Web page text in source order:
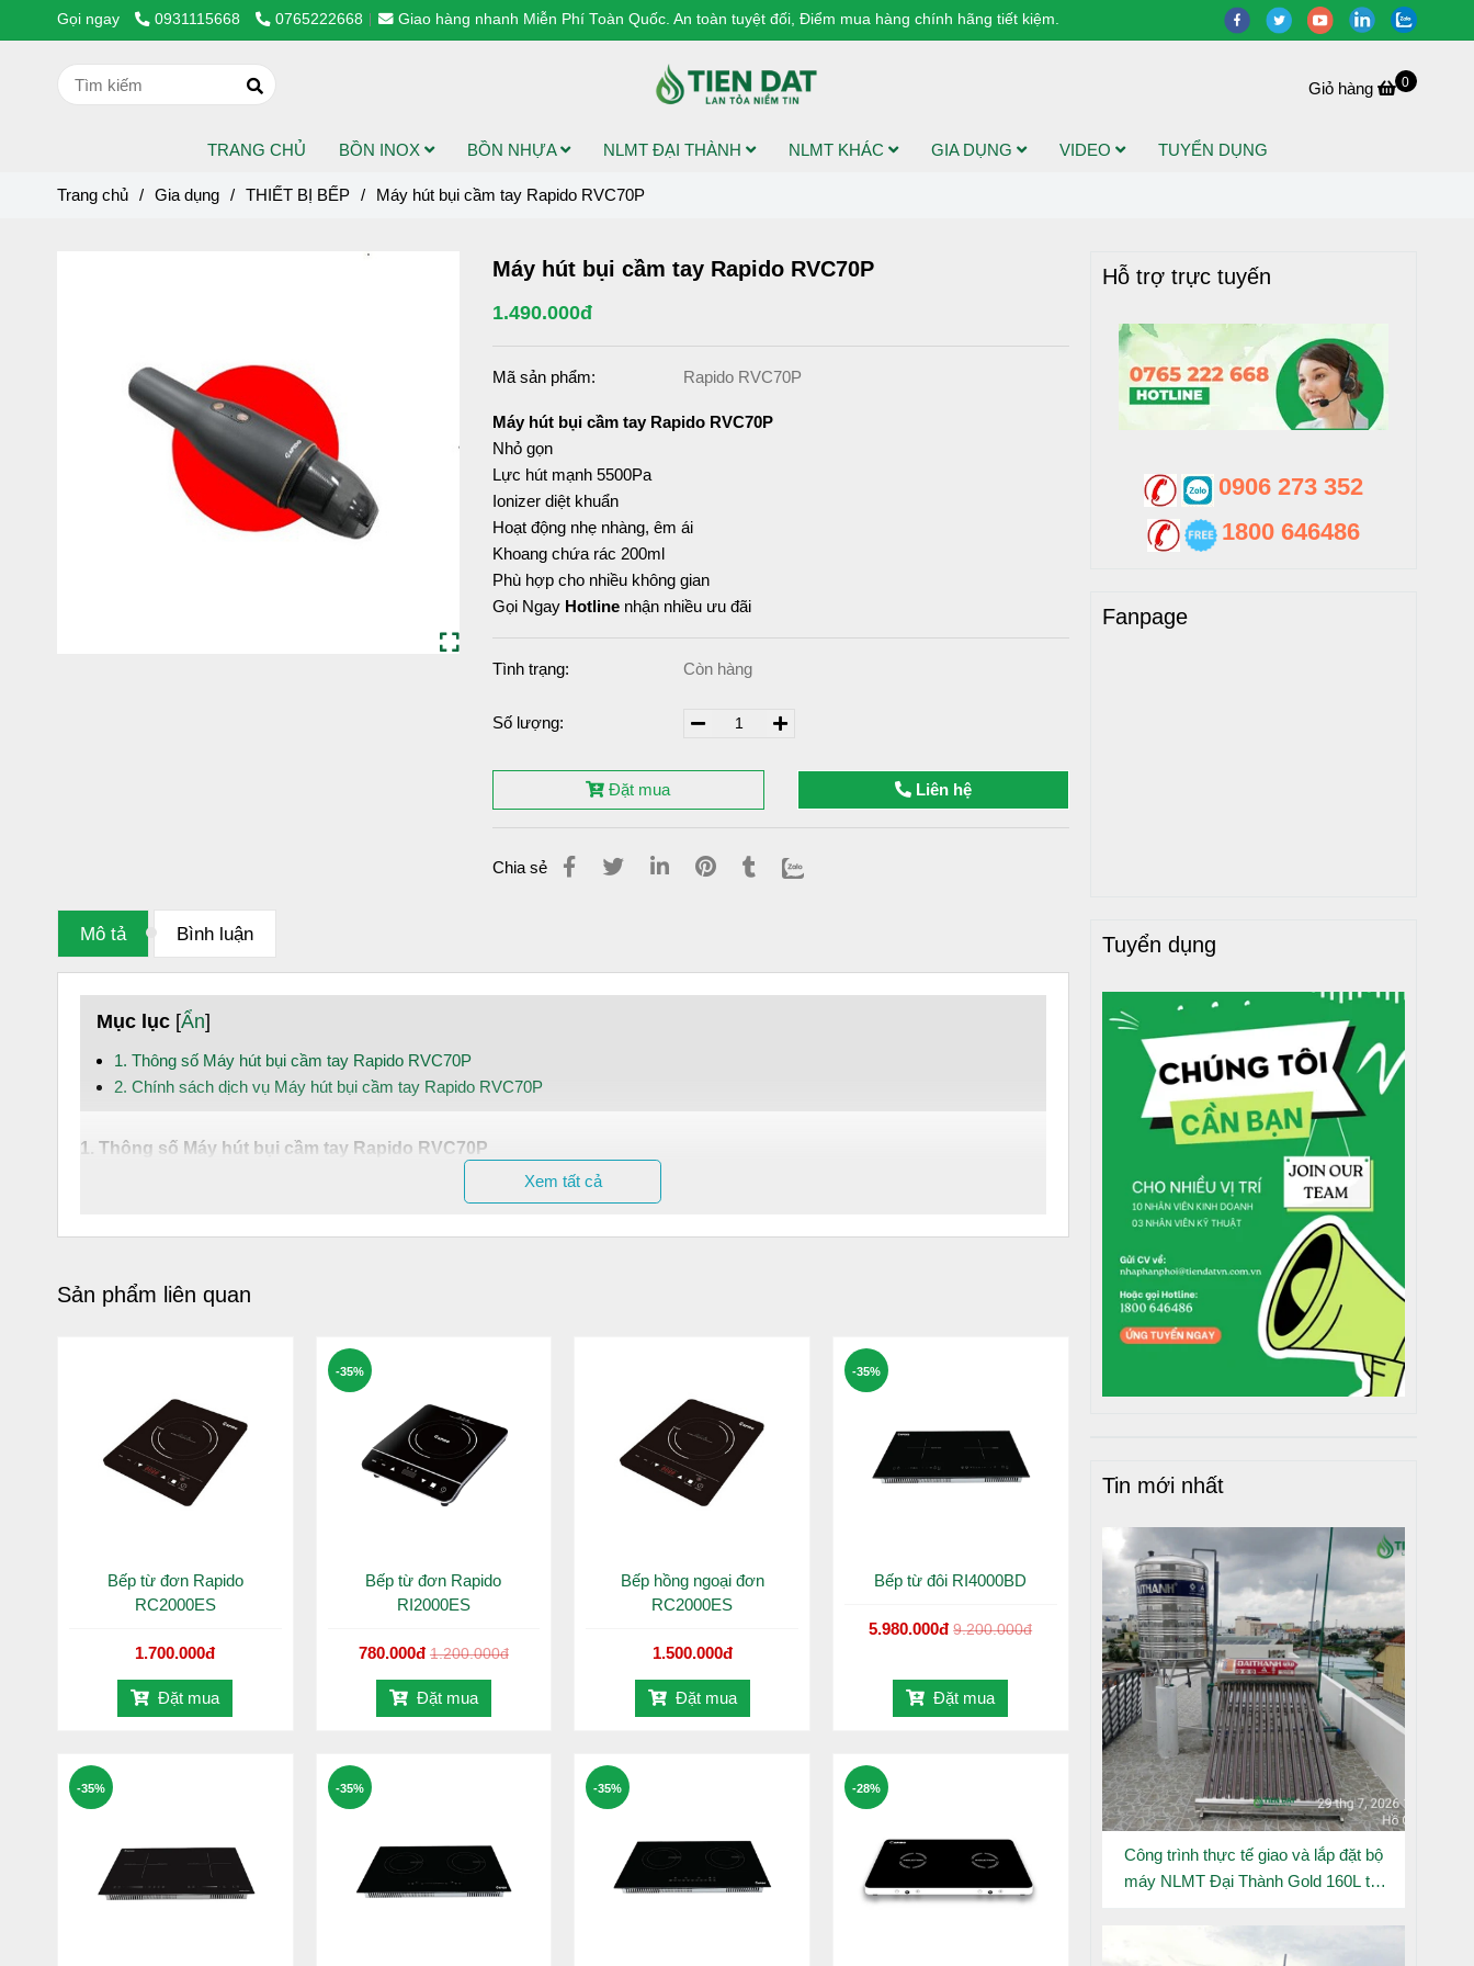
Gọi ngay 0931115668 0765222668 Giao hàng nhanh Miễn Phí Toàn Quốc. An toàn tuyệt đối, Điểm mua hàng chính hãng tiết kiệm.
Giỏ hàng 0
TRANG CHỦ BỒN INOX BỒN NHỰA NLMT ĐẠI THÀNH NLMT KHÁC GIA DỤNG VIDEO TUYỂN DỤNG
Trang chủ / Gia dụng / THIẾT BỊ BẾP / Máy hút bụi cầm tay Rapido RVC70P
Máy hút bụi cầm tay Rapido RVC70P
1.490.000đ
Mã sản phẩm: Rapido RVC70P
Máy hút bụi cầm tay Rapido RVC70P
Nhỏ gọn
Lực hút mạnh 5500Pa
Ionizer diệt khuẩn
Hoạt động nhẹ nhàng, êm ái
Khoang chứa rác 200ml
Phù hợp cho nhiều không gian
Gọi Ngay Hotlinenhận nhiều ưu đãi
Tình trạng: Còn hàng
Số lượng:
Đặt mua Liên hệ
Chia sẻ
Mô tả Bình luận
Mục lục [Ẩn]
1. Thông số Máy hút bụi cầm tay Rapido RVC70P
2. Chính sách dịch vụ Máy hút bụi cầm tay Rapido RVC70P
1. Thông số Máy hút bụi cầm tay Rapido RVC70P
Điện áp: DC/ 5V
Thời gian sạc: 3h
Xem tất cả
Sản phẩm liên quan
Bếp từ đơn Rapido
RC2000ES
1.700.000đ
Đặt mua
Bếp từ đơn Rapido
RI2000ES
780.000đ 1.200.000đ
-35%
Đặt mua
Bếp hồng ngoại đơn
RC2000ES
1.500.000đ
Đặt mua
Bếp từ đôi RI4000BD
5.980.000đ 9.200.000đ
-35%
Đặt mua
-35% -35% -35% -28%
Hỗ trợ trực tuyến
0906 273 352
1800 646486
Fanpage
Tuyển dụng
Tin mới nhất
Công trình thực tế giao và lắp đặt bộ
máy NLMT Đại Thành Gold 160L tại